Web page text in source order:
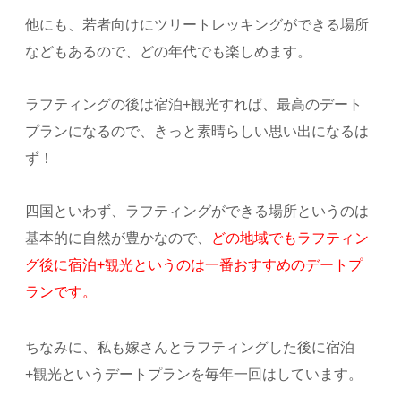
他にも、若者向けにツリートレッキングができる場所
などもあるので、どの年代でも楽しめます。
ラフティングの後は宿泊+観光すれば、最高のデート
プランになるので、きっと素晴らしい思い出になるは
ず！
四国といわず、ラフティングができる場所というのは
基本的に自然が豊かなので、 どの地域でもラフティン
グ後に宿泊+観光というのは一番おすすめのデートプ
ランです。
ちなみに、私も嫁さんとラフティングした後に宿泊
+観光というデートプランを毎年一回はしています。